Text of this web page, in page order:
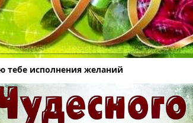
тебе исполнения желаний